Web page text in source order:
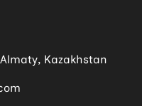
Kazakhstan